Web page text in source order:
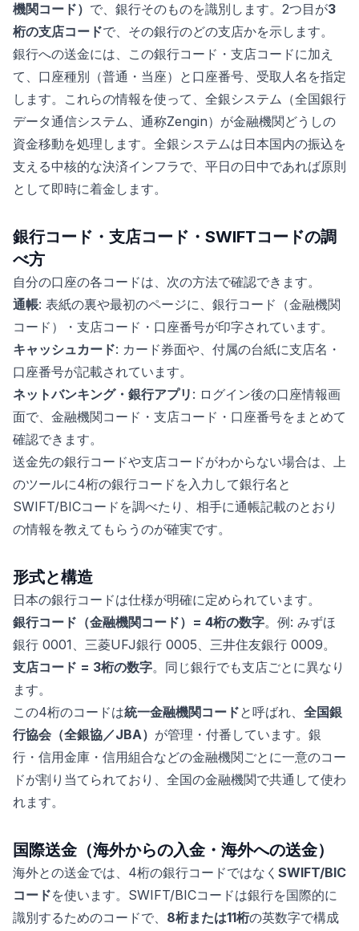
機関コード） で、銀行そのものを識別します。2つ目が3
桁の支店コードで、その銀行のどの支店かを示します。
銀行への送金には、この銀行コード・支店コードに加え
て、口座種別（普通・当座）と口座番号、受取人名を指定
します。これらの情報を使って、全銀システム（全国銀行
データ通信システム、通称Zengin）が金融機関どうしの
資金移動を処理します。全銀システムは日本国内の振込を
支える中核的な決済インフラで、平日の日中であれば原則
として即時に着金します。
銀行コード・支店コード・SWIFTコードの調
べ方
自分の口座の各コードは、次の方法で確認できます。
通帳: 表紙の裏や最初のページに、銀行コード（金融機関
コード）・支店コード・口座番号が印字されています。
キャッシュカード: カード券面や、付属の台紙に支店名・
口座番号が記載されています。
ネットバンキング・銀行アプリ : ログイン後の口座情報画
面で、金融機関コード・支店コード・口座番号をまとめて
確認できます。
送金先の銀行コードや支店コードがわからない場合は、上
のツールに4桁の銀行コードを入力して銀行名と
SWIFT/BICコードを調べたり、相手に通帳記載のとおり
の情報を教えてもらうのが確実です。
形式と構造
日本の銀行コードは仕様が明確に定められています。
銀行コード（金融機関コード）= 4桁の数字。例: みずほ
銀行 0001、三菱UFJ銀行 0005、三井住友銀行 0009。
支店コード = 3桁の数字。同じ銀行でも支店ごとに異なり
ます。
この4桁のコードは統一金融機関コードと呼ばれ、 全国銀
行協会（全銀協／JBA） が管理・付番しています。銀
行・信用金庫・信用組合などの金融機関ごとに一意のコー
ドが割り当てられており、全国の金融機関で共通して使わ
れます。
国際送金（海外からの入金・海外への送金）
海外との送金では、4桁の銀行コードではなく SWIFT/BIC
コードを使います。SWIFT/BICコードは銀行を国際的に
識別するためのコードで、 8桁または11桁の英数字で構成